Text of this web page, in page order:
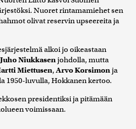
Nuoret rintamamiehet sen
olivat reservin upseereita ja
alkoi jo oikeastaan
Juho Niukkasenjohdolla, mutta
Miettusen,Arvo Korsimonja
1950-luvulla, Hokkanen kertoo.
presidentiksi ja pitämään
voimissaan.